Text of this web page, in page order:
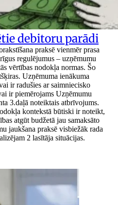
debitoru parādi
praksē vienmēr prasa
regulējumus – uzņēmumu
vērtības nodokļa normas. Šo
Uzņēmuma ienākuma
ir radušies ar saimniecisko
ir piemērojams Uzņēmumu
3.daļā noteiktais atbrīvojums.
kontekstā būtiski ir noteikt,
atgūt budžetā jau samaksāto
jaukšana praksē visbiežāk rada
2 lasītāja situācijas.